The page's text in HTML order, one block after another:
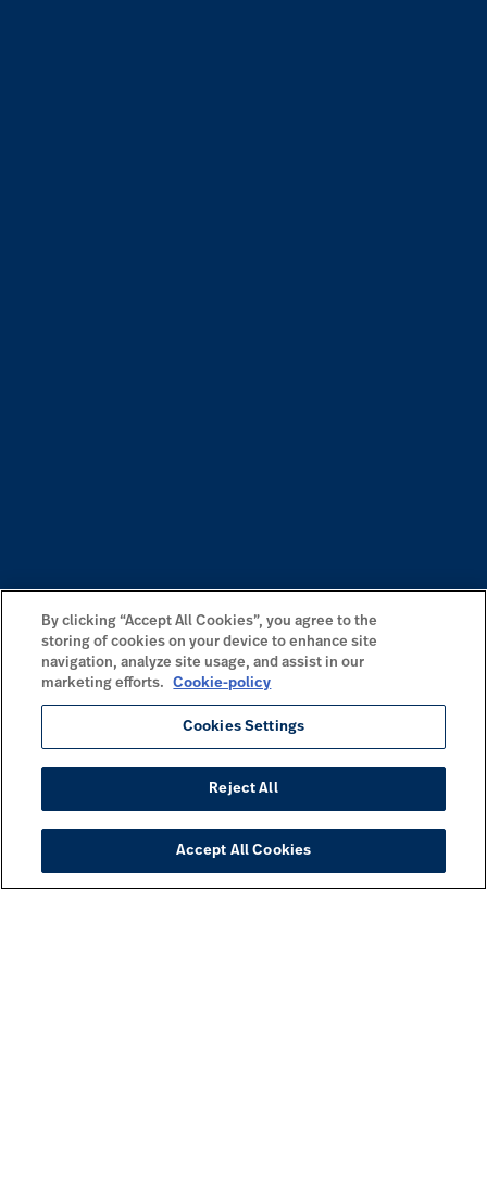
By clicking “Accept All Cookies”, you agree to the
storing of cookies on your device to enhance site
navigation, analyze site usage, and assist in our
marketing efforts.
Cookie-policy
Cookies Settings
Reject All
Accept All Cookies